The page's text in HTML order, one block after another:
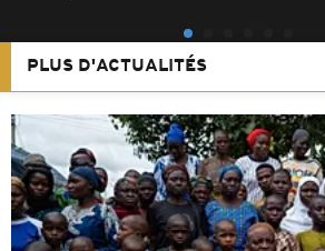
PLUS D'ACTUALITÉS